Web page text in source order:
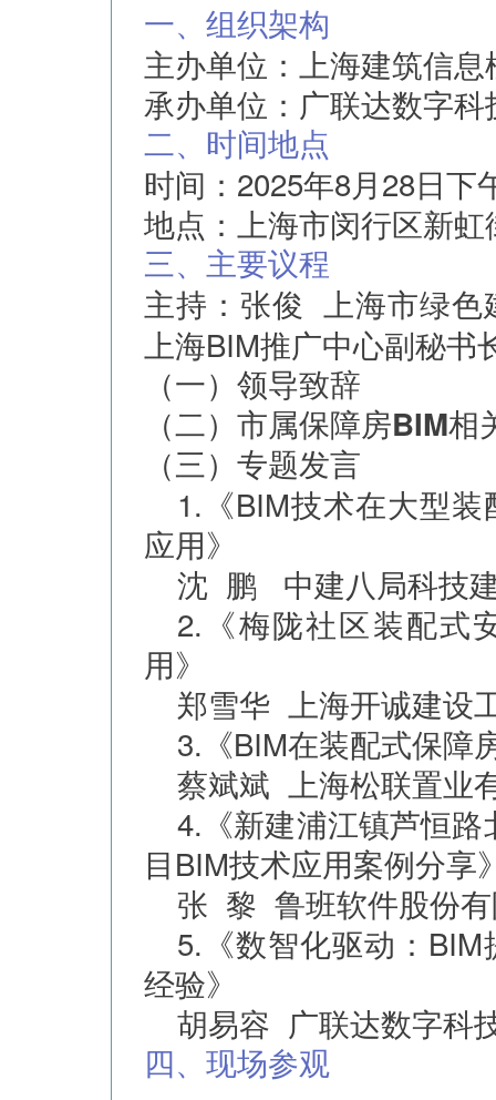
一、组织架构
主办单位：上海建筑信
承办单位：广联达数字
二、时间地点
时间：2025年8月28日下
地点：上海市闵行区新
三、主要议程
主持： 张俊 上海市绿色
上海BIM推广中心副秘书
（一）领导致辞
（二）市属保障房BIM
（三）专题发言
1.《BIM技术在大型
应用》
沈 鹏 中建八局科技
2.《梅陇社区装配式
用》
郑雪华 上海开诚建设
3.《BIM在装配式保障
蔡斌斌 上海松联置业
4.《新建浦江镇芦恒
目BIM技术应用案例分享
张 黎 鲁班软件股份
5.《数智化驱动：
经验》
胡易容 广联达数字科
四、现场参观